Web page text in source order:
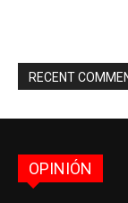
RECENT
OPINIÓN